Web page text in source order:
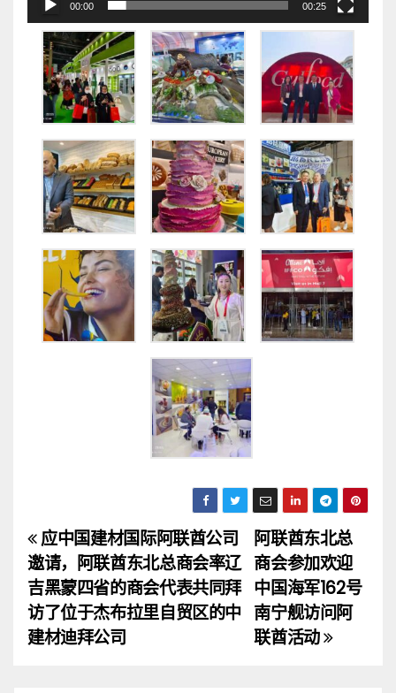
00:00 00:25
文
章
导
阿联酋东北总
商会参加欢迎
中国海军162号
南宁舰访问阿
联酋活动
应中国建材国际阿联酋公司
邀请，阿联酋东北总商会率辽
吉黑蒙四省的商会代表共同拜
访了位于杰布拉里自贸区的中
建材迪拜公司